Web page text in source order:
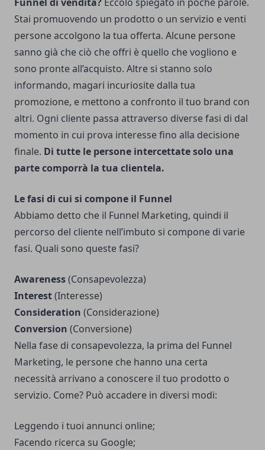
Stai promuovendo un prodotto o un servizio e venti
persone accolgono la tua offerta. Alcune persone
sanno già che ciò che offri è quello che vogliono e
sono pronte all’acquisto. Altre si stanno solo
informando, magari incuriosite dalla tua
promozione, e mettono a confronto il tuo brand con
altri. Ogni cliente passa attraverso diverse fasi di dal
momento in cui prova interesse fino alla decisione
finale. Di tutte le persone intercettate solo una
parte comporrà la tua clientela.
Le fasi di cui si compone il Funnel
Abbiamo detto che il Funnel Marketing, quindi il
percorso del cliente nell’imbuto si compone di varie
fasi. Quali sono queste fasi?
Awareness(Consapevolezza)
Interest(Interesse)
Consideration (Considerazione)
Conversion (Conversione)
Nella fase di consapevolezza, la prima del Funnel
Marketing, le persone che hanno una certa
necessità arrivano a conoscere il tuo prodotto o
servizio. Come? Può accadere in diversi modi:
Leggendo i tuoi annunci online;
Facendo ricerca su Google;